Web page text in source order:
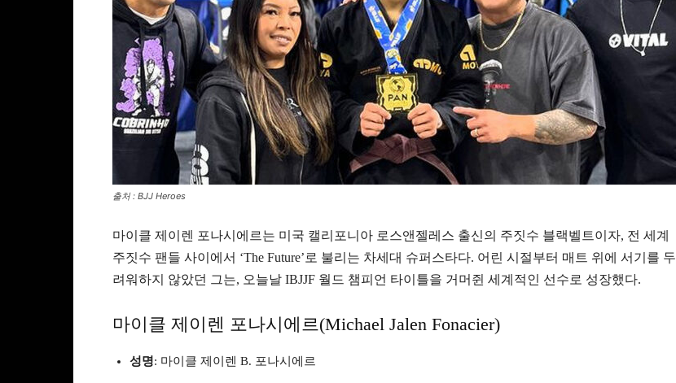
거
진
출처 : BJJ Heroes
마이클 제이렌 포나시에르는 미국 캘리포니아 로스앤젤레스 출신의 주짓수 블랙벨트이자, 전 세계
주짓수 팬들 사이에서 ‘The Future’로 불리는 차세대 슈퍼스타다. 어린 시절부터 매트 위에 서기를 두
려워하지 않았던 그는, 오늘날 IBJJF 월드 챔피언 타이틀을 거머쥔 세계적인 선수로 성장했다.
마이클 제이렌 포나시에르(Michael Jalen Fonacier)
성명: 마이클 제이렌 B. 포나시에르